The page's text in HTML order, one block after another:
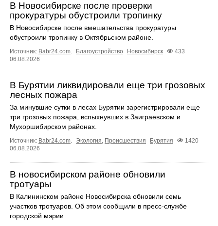
В Новосибирске после проверки
прокуратуры обустроили тропинку
В Новосибирске после вмешательства прокуратуры
обустроили тропинку в Октябрьском районе.
Источник: Babr24.com. Благоустройство Новосибирск
433
06.08.2026
В Бурятии ликвидировали еще три грозовых
лесных пожара
За минувшие сутки в лесах Бурятии зарегистрировали еще
три грозовых пожара, вспыхнувших в Заиграевском и
Мухоршибирском районах.
Источник: Babr24.com. Экология, Происшествия Бурятия
1420
06.08.2026
В новосибирском районе обновили
тротуары
В Калининском районе Новосибирска обновили семь
участков тротуаров. Об этом сообщили в пресс-службе
городской мэрии.